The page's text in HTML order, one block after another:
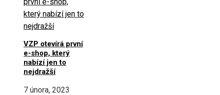
VZP otevírá první
e-shop, který
nabízí jen to
nejdražší
7 února, 2023